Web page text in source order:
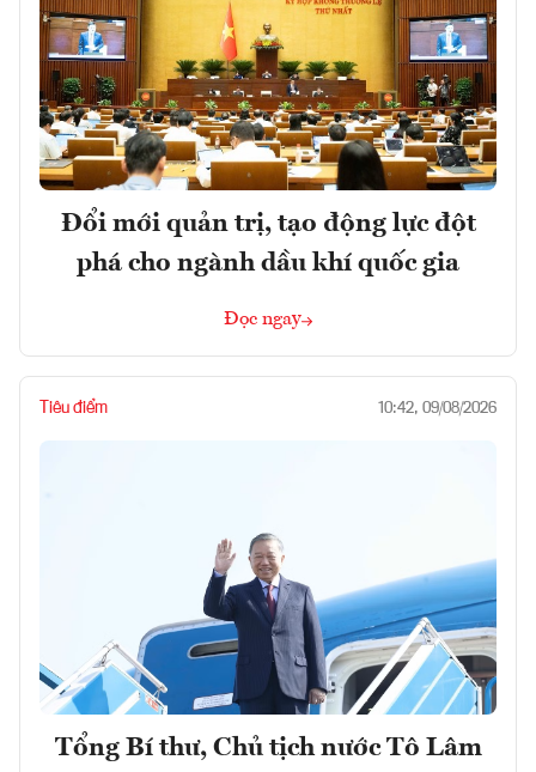
Đổi mới quản trị, tạo động lực đột
phá cho ngành dầu khí quốc gia
Đọc ngay
Tiêu điểm 10:42, 09/08/2026
Tổng Bí thư, Chủ tịch nước Tô Lâm